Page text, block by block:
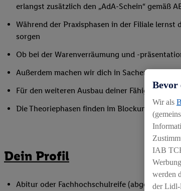
erlangst zusätzlich den „AdA-Schein“ gemäß
Während der Praxisphasen in der Filiale
sorgen
Ob bei der Warenverräumung und -
Außerdem machen wir dich in Sachen
Für den weiteren Ausbau deiner Fähigkeiten
Die Theoriephasen finden im Blockunterricht
Dein Profil
Abitur oder Fachhochschulreife
Bevor
Wir als
IAB
werden
der Lidl-